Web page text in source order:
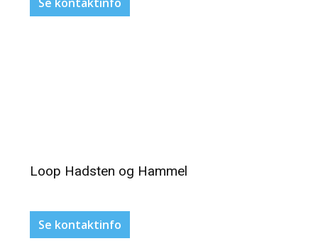
Loop Hadsten og Hammel
Se kontaktinfo